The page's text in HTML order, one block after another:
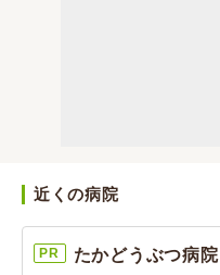
近くの病院
PR たかどうぶつ病院